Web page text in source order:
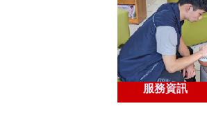
服務資訊